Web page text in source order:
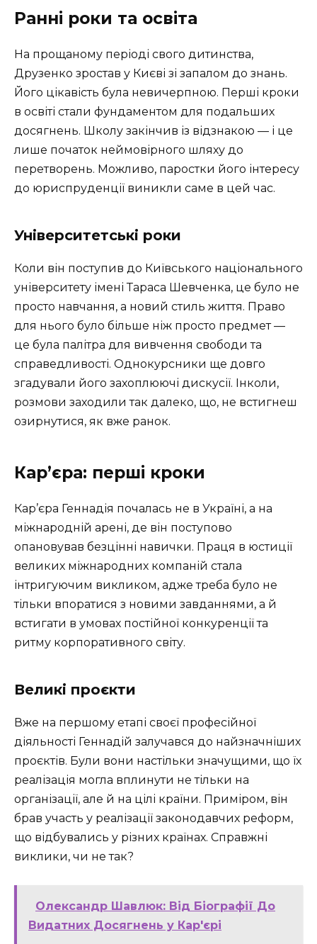
Ранні роки та освіта
На прощаному періоді свого дитинства,
Друзенко зростав у Києві зі запалом до знань.
Його цікавість була невичерпною. Перші кроки
в освіті стали фундаментом для подальших
досягнень. Школу закінчив із відзнакою — і це
лише початок неймовірного шляху до
перетворень. Можливо, паростки його інтересу
до юриспруденції виникли саме в цей час.
Університетські роки
Коли він поступив до Київського національного
університету імені Тараса Шевченка, це було не
просто навчання, а новий стиль життя. Право
для нього було більше ніж просто предмет —
це була палітра для вивчення свободи та
справедливості. Однокурсники ще довго
згадували його захоплюючі дискусії. Інколи,
розмови заходили так далеко, що, не встигнеш
озирнутися, як вже ранок.
Кар’єра: перші кроки
Кар’єра Геннадія почалась не в Україні, а на
міжнародній арені, де він поступово
опановував безцінні навички. Праця в юстиції
великих міжнародних компаній стала
інтригуючим викликом, адже треба було не
тільки впоратися з новими завданнями, а й
встигати в умовах постійної конкуренції та
ритму корпоративного світу.
Великі проєкти
Вже на першому етапі своєї професійної
діяльності Геннадій залучався до найзначніших
проєктів. Були вони настільки значущими, що їх
реалізація могла вплинути не тільки на
організації, але й на цілі країни. Приміром, він
брав участь у реалізації законодавчих реформ,
що відбувались у різних країнах. Справжні
виклики, чи не так?
Олександр Шавлюк: Від Біографії До
Видатних Досягнень у Кар'єрі